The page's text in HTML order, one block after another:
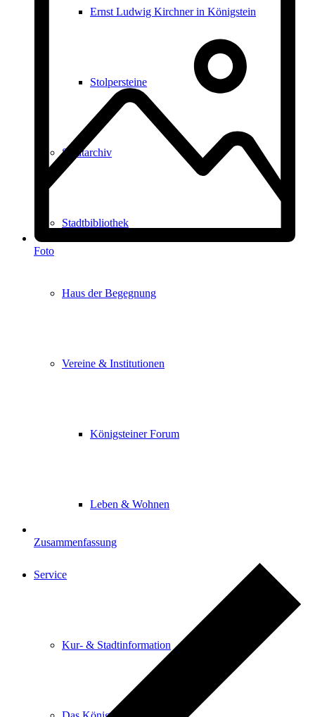
Ernst Ludwig Kirchner in Königstein
Stolpersteine
Stadtarchiv
Stadtbibliothek
Haus der Begegnung
Vereine & Institutionen
Königsteiner Forum
Leben & Wohnen
Service
Kur- & Stadtinformation
Foto
Zusammenfassung